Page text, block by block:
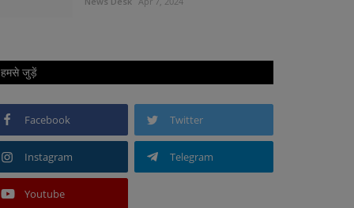
हमसे जुड़ें
Facebook Twitter
Instagram Telegram
Youtube